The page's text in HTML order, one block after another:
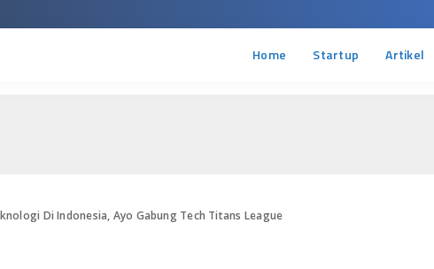
Home Startup Artikel
Di Indonesia, Ayo Gabung Tech Titans League